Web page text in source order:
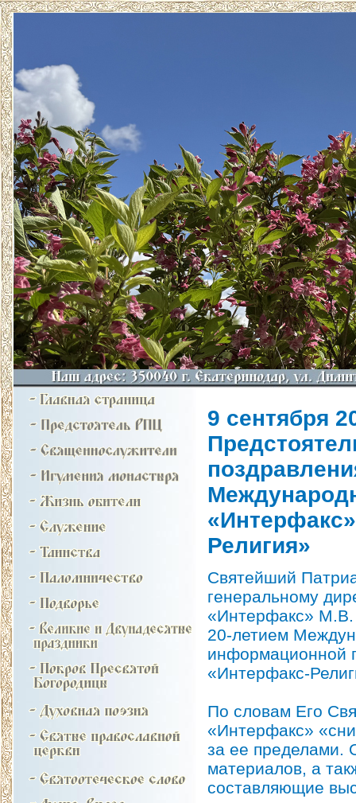
9 сентября
Религия»
Святейший
генеральному
«Интерфакс» М.В.
20-летием
информационной
«Интерфакс-
По словам Его
«Интерфакс»
за ее пределами.
материалов, а
составляющие